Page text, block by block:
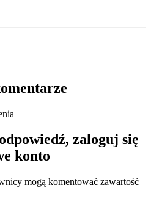
zaloguj się
konto
mogą komentować zawartość